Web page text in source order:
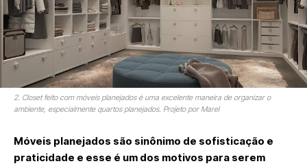
2. Closet feito com móveis planejados é uma excelente maneira de organizar o
ambiente, especialmente quartos planejados. Projeto por Marel
Móveis planejados são sinônimo de sofisticação e
praticidade e esse é um dos motivos para serem